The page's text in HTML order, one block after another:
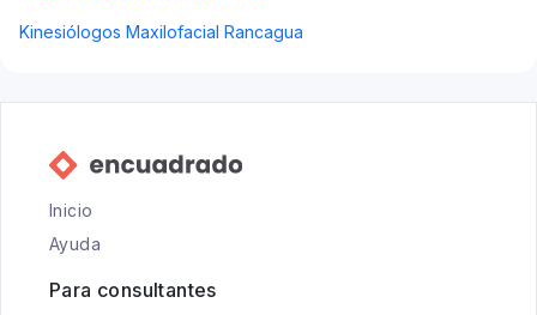
Kinesiólogos Maxilofacial Rancagua
Inicio
Ayuda
Para consultantes